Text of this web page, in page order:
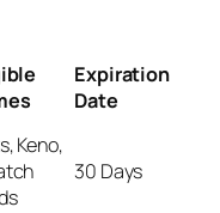
Expiration
Date
Keno,
30 Days